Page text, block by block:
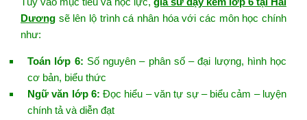
Dương sẽ lên lộ trình cá nhân hóa với các môn học chính
như:
Toán lớp 6: Số nguyên – phân số – đại lượng, hình học
cơ bản, biểu thức
Ngữ văn lớp 6: Đọc hiểu – văn tự sự – biểu cảm – luyện
chính tả và diễn đạt